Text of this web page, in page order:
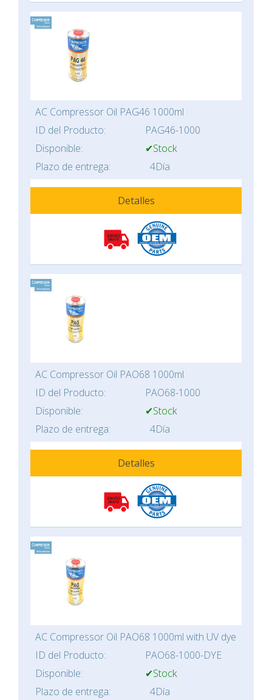
AC Compressor Oil PAG46 1000ml
ID del Producto:
PAG46-1000
Disponible:
✔Stock
Plazo de entrega:
4Día
Detalles
AC Compressor Oil PAO68 1000ml
ID del Producto:
PAO68-1000
Disponible:
✔Stock
Plazo de entrega:
4Día
Detalles
AC Compressor Oil PAO68 1000ml with UV dye
ID del Producto:
PAO68-1000-DYE
Disponible:
✔Stock
Plazo de entrega:
4Día